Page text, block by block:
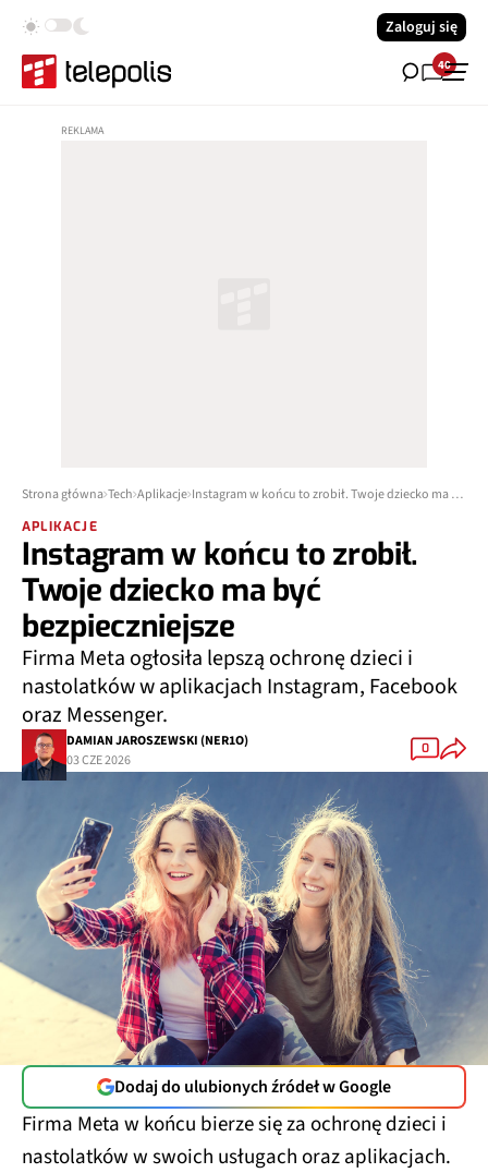
Zaloguj się
40
Strona główna Tech Aplikacje Instagram w końcu to zrobił. Twoje dziecko ma być bezpieczniejsze
APLIKACJE
Instagram w końcu to zrobił.
Twoje dziecko ma być
bezpieczniejsze
Firma Meta ogłosiła lepszą ochronę dzieci i
nastolatków w aplikacjach Instagram, Facebook
oraz Messenger.
DAMIAN JAROSZEWSKI (NER1O)
03 CZE 2026
0
Dodaj do ulubionych źródeł w Google
Firma Meta w końcu bierze się za ochronę dzieci i
nastolatków w swoich usługach oraz aplikacjach.